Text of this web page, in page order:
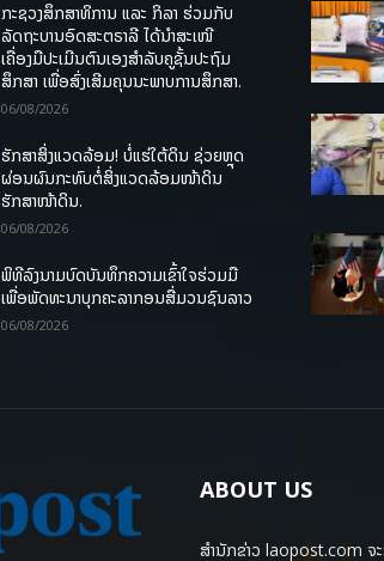
ກະຊວງສຶກສາທິການ ແລະ ກິລາ ຮ່ວມກັບ
ລັດຖະບານອົດສະຕຣາລີ ໄດ້ນຳສະເໜີ
ເຄື່ອງມືປະເມີນຕົນເອງສຳລັບຄູຊັ້ນປະຖົມ
ສຶກສາ ເພື່ອສົ່ງເສີມຄຸນນະພາບການສຶກສາ.
06/08/2026
ຮັກສາສິ່ງແວດລ້ອມ! ບໍ່ແຮ່ໃຕ້ດິນ ຊ່ວຍຫຼຸດ
ຜ່ອນຜົນກະທົບຕໍ່ສິ່ງແວດລ້ອມໜ້າດິນ
ຮັກສາໜ້າດິນ.
06/08/2026
ພິທີລົງນາມບົດບັນທຶກຄວາມເຂົ້າໃຈຮ່ວມມື
ເພື່ອພັດທະນາບຸກຄະລາກອນສື່ມວນຊົນລາວ
06/08/2026
ABOUT US
ສຳນັກຂ່າວ laopost.com ຈະ